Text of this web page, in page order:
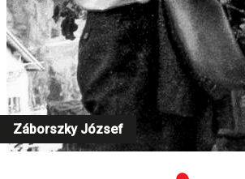
Záborszky József